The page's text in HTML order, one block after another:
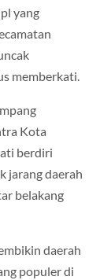
yang
memberkati.
Kota
berdiri
jarang daerah
belakang
daerah
populer di